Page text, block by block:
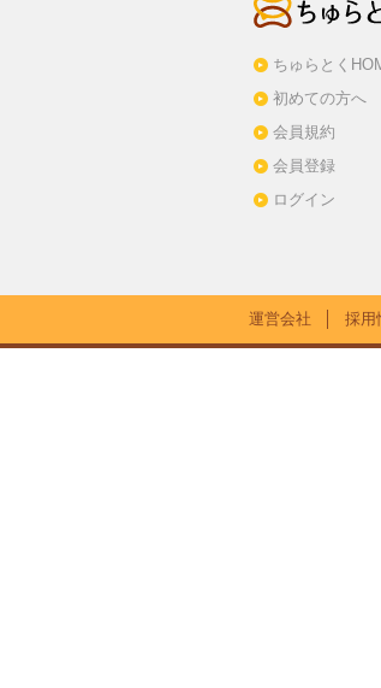
ちゅらとく
初めての方へ
会員規約
会員登録
ログイン
運営会社 採用